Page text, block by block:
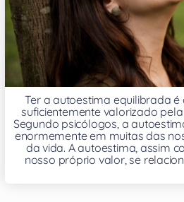
Ter a autoestima equilibrada
suficientemente valorizado
Segundo psicólogos, a
enormemente em muitas das
da vida. A autoestima, assim
nosso próprio valor, se